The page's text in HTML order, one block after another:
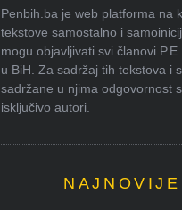
Penbih.ba je web platforma na
tekstove samostalno i
mogu objavljivati svi članovi
u BiH. Za sadržaj tih tekstova i
sadržane u njima odgovornost
isključivo autori.
NAJNOVIJE